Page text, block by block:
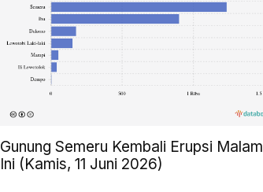
Gunung Semeru Kembali Erupsi Malam
Ini (Kamis, 11 Juni 2026)